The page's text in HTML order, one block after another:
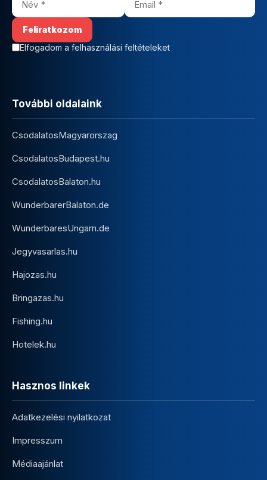
Elfogadom a felhasználási feltételeket
További oldalaink
CsodalatosMagyarorszag
CsodalatosBudapest.hu
CsodalatosBalaton.hu
WunderbarerBalaton.de
WunderbaresUngarn.de
Jegyvasarlas.hu
Hajozas.hu
Bringazas.hu
Fishing.hu
Hotelek.hu
Hasznos linkek
Adatkezelési nyilatkozat
Impresszum
Médiaajánlat